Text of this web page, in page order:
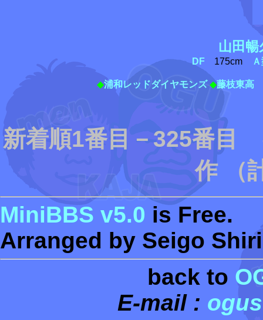
山田暢
DF 175cm
◆浦和レッドダイヤモンズ ◆藤枝東高
新着順1番目－325番
作 （
MiniBBS v5.0 is Free.
Arranged by Seigo
back to
E-mail :